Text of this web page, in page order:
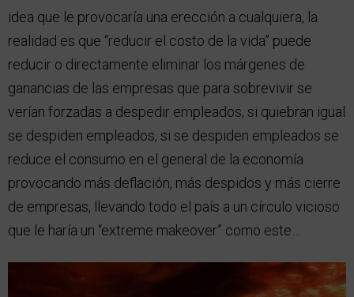
idea que le provocaría una erección a cualquiera, la
realidad es que “reducir el costo de la vida” puede
reducir o directamente eliminar los márgenes de
ganancias de las empresas que para sobrevivir se
verían forzadas a despedir empleados, si quiebran igual
se despiden empleados, si se despiden empleados se
reduce el consumo en el general de la economía
provocando más deflación, más despidos y más cierre
de empresas, llevando todo el país a un círculo vicioso
que le haría un “extreme makeover” como este…